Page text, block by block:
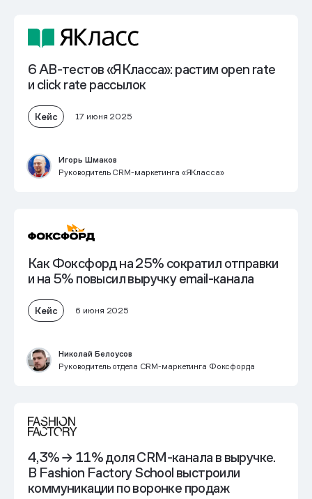
6 AB-тестов «ЯКласса»: растим open rate
и click rate рассылок
Кейс 17 июня 2025
Игорь Шмаков
Руководитель CRM-маркетинга «ЯКласса»
Как Фоксфорд на 25% сократил отправки
и на 5% повысил выручку email-канала
Кейс 6 июня 2025
Николай Белоусов
Руководитель отдела CRM-маркетинга Фоксфорда
4,3% → 11% доля CRM-канала в выручке.
В Fashion Factory School выстроили
коммуникации по воронке продаж